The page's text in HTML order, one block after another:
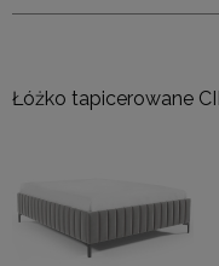
Łóżko tapicerowane